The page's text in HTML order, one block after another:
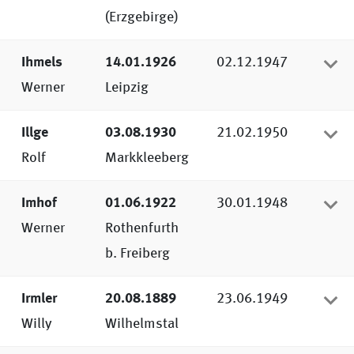
korrigiert.
(Erzgebirge)
Ihmels
Werner
14.01.1926
Leipzig
02.12.1947
Illge
Rolf
03.08.1930
Markkleeberg
21.02.1950
Imhof
Werner
01.06.1922
Rothenfurth
b. Freiberg
30.01.1948
Irmler
Willy
20.08.1889
Wilhelmstal
23.06.1949